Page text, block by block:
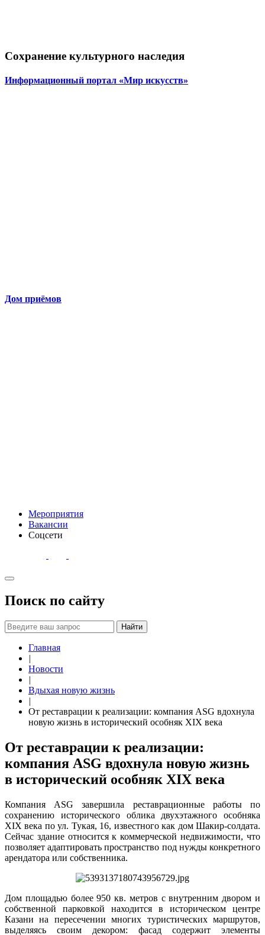
Сохранение культурного наследия
Информационный портал «Мир искусств»
Дом приёмов
Мероприятия
Вакансии
Соцсети
Поиск по сайту
Найти
Главная
|
Новости
|
Вдыхая новую жизнь
|
От реставрации к реализации: компания ASG вдохнула
новую жизнь в исторический особняк XIX века
От реставрации к реализации:
компания ASG вдохнула новую жизнь
в исторический особняк XIX века
Компания ASG завершила реставрационные работы по
сохранению исторического облика двухэтажного особняка
XIX века по ул. Тукая, 16, известного как дом Шакир-солдата.
Сейчас здание относится к коммерческой недвижимости, что
позволяет адаптировать пространство под нужды конкретного
арендатора или собственника.
Дом площадью более 950 кв. метров с внутренним двором и
собственной парковкой находится в историческом центре
Казани на пересечении многих туристических маршрутов,
выделяясь своим декором: фасад содержит элементы